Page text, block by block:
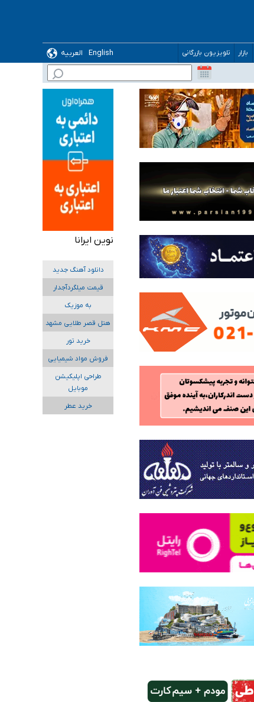
بازار تلویزیون بازرگانی English
العربیه
نوین ایرانا
دانلود آهنگ جدید
قیمت میلگردآجدار
به موزیک
هتل قصر طلایی مشهد
خرید تور
فروش مواد شیمیایی
طراحی اپلیکیشن
موبایل
خرید عطر